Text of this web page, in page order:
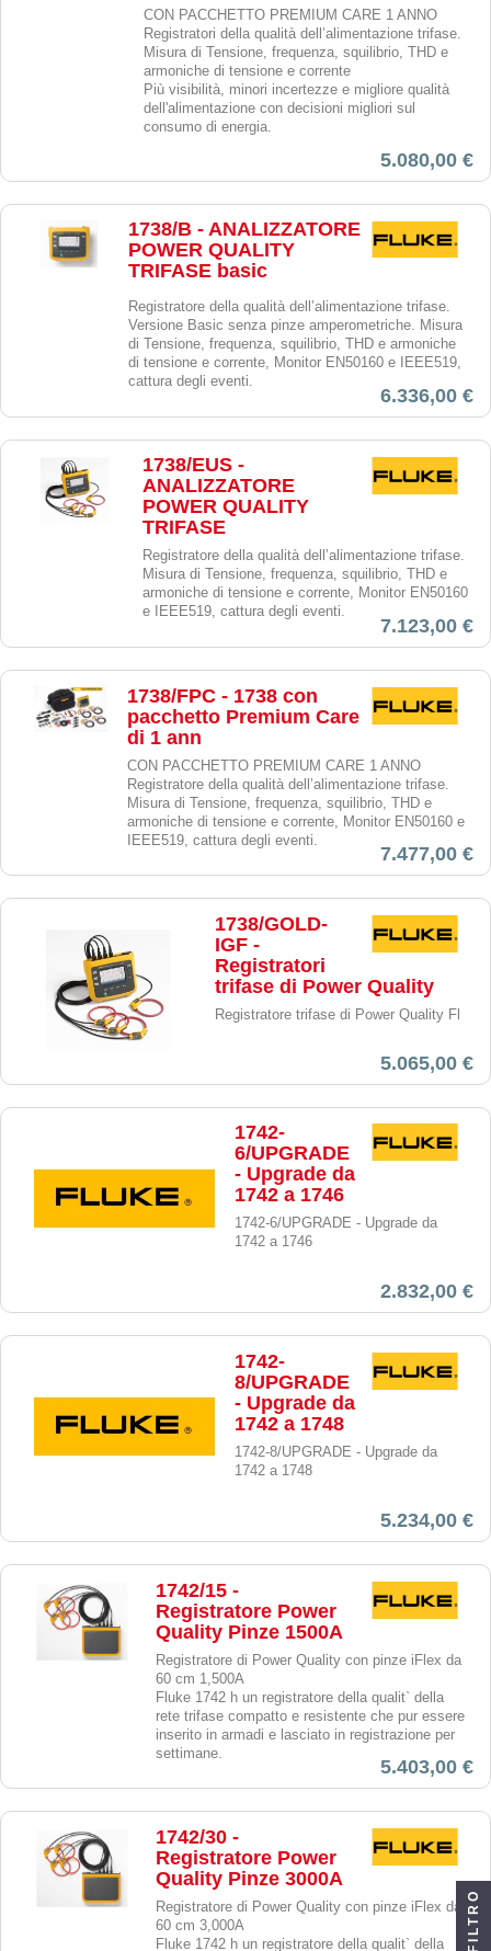
CON PACCHETTO PREMIUM CARE 1 ANNO
Registratori della qualità dell’alimentazione trifase.
Misura di Tensione, frequenza, squilibrio, THD e
armoniche di tensione e corrente
Più visibilità, minori incertezze e migliore qualità
dell'alimentazione con decisioni migliori sul
consumo di energia.
5.080,00 €
1738/B - ANALIZZATORE
POWER QUALITY
TRIFASE basic
Registratore della qualità dell’alimentazione trifase.
Versione Basic senza pinze amperometriche. Misura
di Tensione, frequenza, squilibrio, THD e armoniche
di tensione e corrente, Monitor EN50160 e IEEE519,
cattura degli eventi.
6.336,00 €
1738/EUS -
ANALIZZATORE
POWER QUALITY
TRIFASE
Registratore della qualità dell’alimentazione trifase.
Misura di Tensione, frequenza, squilibrio, THD e
armoniche di tensione e corrente, Monitor EN50160
e IEEE519, cattura degli eventi.
7.123,00 €
1738/FPC - 1738 con
pacchetto Premium Care
di 1 ann
CON PACCHETTO PREMIUM CARE 1 ANNO
Registratore della qualità dell’alimentazione trifase.
Misura di Tensione, frequenza, squilibrio, THD e
armoniche di tensione e corrente, Monitor EN50160 e
IEEE519, cattura degli eventi.
7.477,00 €
1738/GOLD-
IGF -
Registratori
trifase di Power Quality
Registratore trifase di Power Quality Fl
5.065,00 €
1742-
6/UPGRADE
- Upgrade da
1742 a 1746
1742-6/UPGRADE - Upgrade da
1742 a 1746
2.832,00 €
1742-
8/UPGRADE
- Upgrade da
1742 a 1748
1742-8/UPGRADE - Upgrade da
1742 a 1748
5.234,00 €
1742/15 -
Registratore Power
Quality Pinze 1500A
Registratore di Power Quality con pinze iFlex da
60 cm 1,500A
Fluke 1742 h un registratore della qualit` della
rete trifase compatto e resistente che pur essere
inserito in armadi e lasciato in registrazione per
settimane.
5.403,00 €
1742/30 -
Registratore Power
Quality Pinze 3000A
Registratore di Power Quality con pinze iFlex da
60 cm 3,000A
Fluke 1742 h un registratore della qualit` della
FILTRO